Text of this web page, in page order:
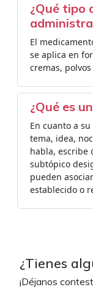
¿Qué tipo
El
se aplica en
cremas,
¿Qué es
En cuanto a
tema, idea,
habla, escribe
subtópico
pueden
establecido o
¿Tienes
¡Déjanos